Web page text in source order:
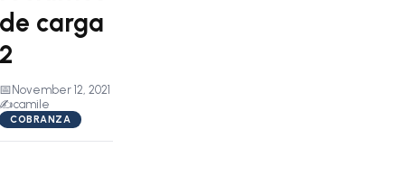
📅 November 12, 2021
✍️camile
COBRANZA
de carga
2